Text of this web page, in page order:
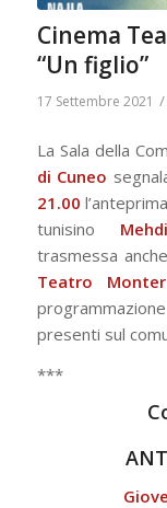
Cinema
“Un figlio”
17 Settembre 2021 /
La Sala della
di Cuneo
21.00
tunisino
trasmessa
Teatro
presenti sul
***